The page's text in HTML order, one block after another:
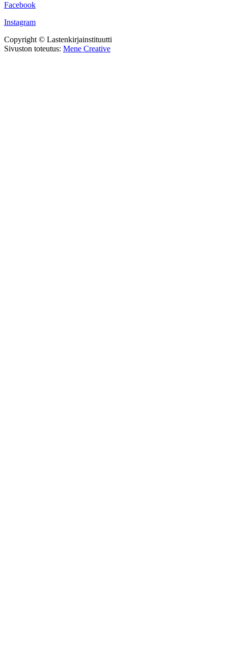
Facebook
Instagram
Copyright © Lastenkirjainstituutti
Sivuston toteutus: Mene Creative